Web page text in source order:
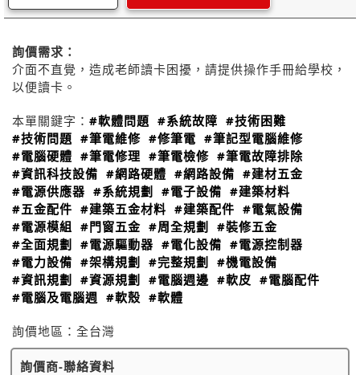
詢價需求：
介面不直覺，造成老師讀卡困擾，請提供操作手冊給學校，
以便讀卡。
本單關鍵字： #軟體問題 #系統故障 #技術困難
#技術問題 #筆電維修 #修筆電 #筆記型電腦維修
#電腦硬體 #筆電修理 #筆電檢修 #筆電故障排除
#資訊科技設備 #網路硬體 #網路設備 #建材五金
#電源供應器 #系統規劃 #電子設備 #建築材料
#五金配件 #建築五金材料 #建築配件 #電氣設備
#電源模組 #門窗五金 #周全規劃
#裝修五金
#全面規劃
#電源驅動器 #電化設備 #電源控制器
#電力設備 #架構規劃 #完整規劃
#機電設備
#資訊規劃
#資源規劃 #電腦週邊 #軟皮 #電腦配件
#電腦及電腦週 #軟殼 #軟體
詢價地區： 全台灣
詢價商-聯絡資料